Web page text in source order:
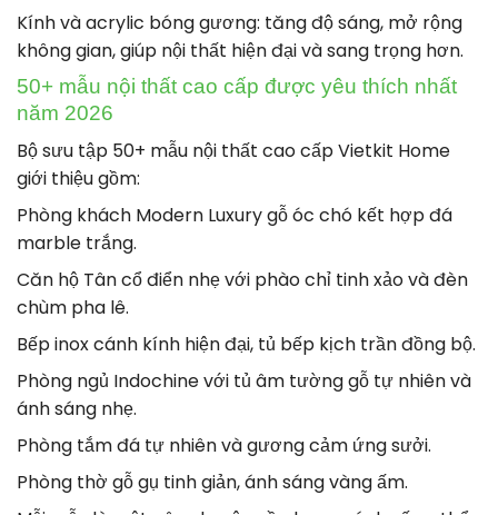
Kính và acrylic bóng gương: tăng độ sáng, mở rộng
không gian, giúp nội thất hiện đại và sang trọng hơn.
50+ mẫu nội thất cao cấp được yêu thích nhất
năm 2026
Bộ sưu tập 50+ mẫu nội thất cao cấp Vietkit Home
giới thiệu gồm:
Phòng khách Modern Luxury gỗ óc chó kết hợp đá
marble trắng.
Căn hộ Tân cổ điển nhẹ với phào chỉ tinh xảo và đèn
chùm pha lê.
Bếp inox cánh kính hiện đại, tủ bếp kịch trần đồng bộ.
Phòng ngủ Indochine với tủ âm tường gỗ tự nhiên và
ánh sáng nhẹ.
Phòng tắm đá tự nhiên và gương cảm ứng sưởi.
Phòng thờ gỗ gụ tinh giản, ánh sáng vàng ấm.